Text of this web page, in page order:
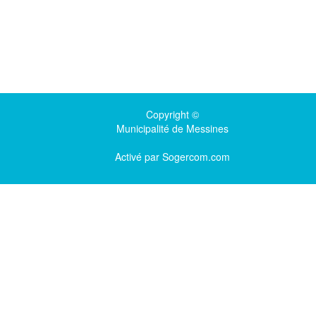
Copyright ©
Municipalité de Messines
Activé par Sogercom.com